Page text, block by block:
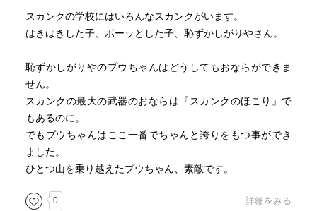
スカンクの学校にはいろんなスカンクがいます。
はきはきした子、ボーッとした子、恥ずかしがりやさん。
恥ずかしがりやのプウちゃんはどうしてもおならができま
せん。
スカンクの最大の武器のおならは『スカンクのほこり』で
もあるのに。
でもプウちゃんはここ一番でちゃんと誇りをもつ事ができ
ました。
ひとつ山を乗り越えたプウちゃん、素敵です。
0 詳細をみる